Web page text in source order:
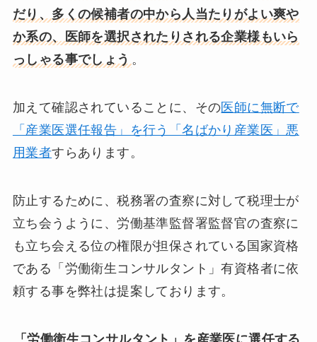
だり、多くの候補者の中から人当たりがよい爽や
か系の、医師を選択されたりされる企業様もいら
っしゃる事でしょう 。
加えて確認されていることに、その医師に無断で
「産業医選任報告」を行う「名ばかり産業医」悪
用業者すらあります。
防止するために、税務署の査察に対して税理士が
立ち会うように、労働基準監督署監督官の査察に
も立ち会える位の権限が担保されている国家資格
である「労働衛生コンサルタント」有資格者に依
頼する事を弊社は提案しております。
「労働衛生コンサルタント」を産業医に選任する